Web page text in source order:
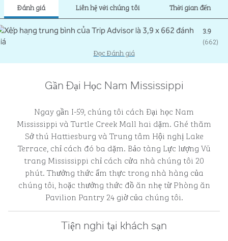
Đánh giá Liên hệ với chúng tôi Thời gian đến
3.9
(662)
Đọc Đánh giá
Gần Đại Học Nam Mississippi
Ngay gần I-59, chúng tôi cách Đại học Nam
Mississippi và Turtle Creek Mall hai dặm. Ghé thăm
Sở thú Hattiesburg và Trung tâm Hội nghị Lake
Terrace, chỉ cách đó ba dặm. Bảo tàng Lực lượng Vũ
trang Mississippi chỉ cách cửa nhà chúng tôi 20
phút. Thưởng thức ẩm thực trong nhà hàng của
chúng tôi, hoặc thưởng thức đồ ăn nhẹ từ Phòng ăn
Pavilion Pantry 24 giờ của chúng tôi.
Tiện nghi tại khách sạn